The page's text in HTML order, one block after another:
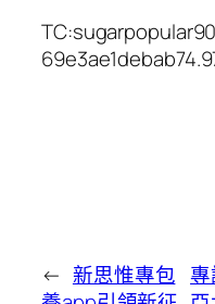
← 新思惟專包